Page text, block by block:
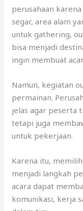
perusahaan
segar, area alam
untuk gathering,
bisa menjadi
ingin membuat
Namun, kegiatan
permainan.
jelas agar peserta
tetapi juga
untuk pekerjaan.
Karena itu,
menjadi langkah
acara dapat
komunikasi, kerja